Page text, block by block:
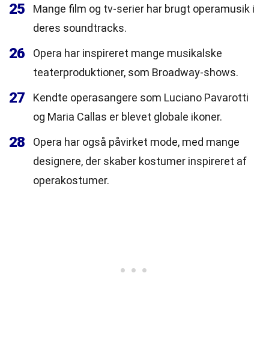
25
Mange film og tv-serier har brugt operamusik i
deres soundtracks.
26
Opera har inspireret mange musikalske
teaterproduktioner, som Broadway-shows.
27
Kendte operasangere som Luciano Pavarotti
og Maria Callas er blevet globale ikoner.
28
Opera har også påvirket mode, med mange
designere, der skaber kostumer inspireret af
operakostumer.